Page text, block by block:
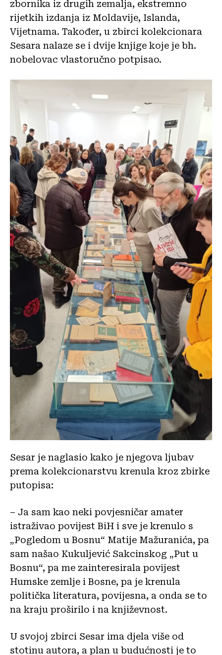
zbornika iz drugih zemalja, ekstremno
rijetkih izdanja iz Moldavije, Islanda,
Vijetnama. Također, u zbirci kolekcionara
Sesara nalaze se i dvije knjige koje je bh.
nobelovac vlastoručno potpisao.
Sesar je naglasio kako je njegova ljubav
prema kolekcionarstvu krenula kroz zbirke
putopisa:
– Ja sam kao neki povjesničar amater
istraživao povijest BiH i sve je krenulo s
„Pogledom u Bosnu“ Matije Mažuranića, pa
sam našao Kukuljević Sakcinskog „Put u
Bosnu“, pa me zainteresirala povijest
Humske zemlje i Bosne, pa je krenula
politička literatura, povijesna, a onda se to
na kraju proširilo i na književnost.
U svojoj zbirci Sesar ima djela više od
stotinu autora, a plan u budućnosti je to